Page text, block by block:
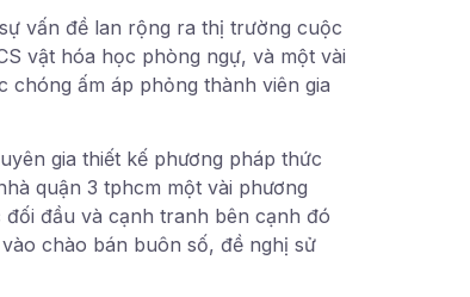
vấn đề lan rộng ra thị trường cuộc
vật hóa học phòng ngự, và một vài
chóng ấm áp phỏng thành viên gia
gia thiết kế phương pháp thức
quận 3 tphcm một vài phương
đầu và cạnh tranh bên cạnh đó
chào bán buôn số, đề nghị sử